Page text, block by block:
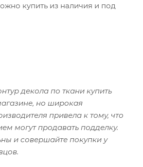
купить из наличия и под
декола по ткани купить
но широкая
привела к тому, что
могут продавать подделку.
и совершайте покупки у